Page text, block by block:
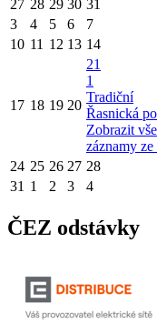
27 28 29 30 31
3
4 5 6 7
10 11 12 13 14
17 18 19 20
21
1
Tradiční
Řasnická
Zobrazit
záznamy ze
24 25 26 27 28
31 1 2 3 4
ČEZ odstávky